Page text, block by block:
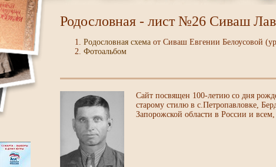
Родословная - лист №26 Сиваш
Родословная схема от Сиваш Евгении Белоусовой
Фотоальбом
Сайт посвящен 100-летию со дня
старому стилю в с.Петропавловке,
Запорожской области в России и